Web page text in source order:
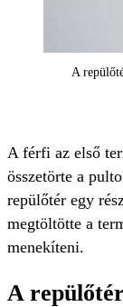
A
A férfi az első
összetörte a
repülőtér egy
megtöltötte a
menekíteni.
A